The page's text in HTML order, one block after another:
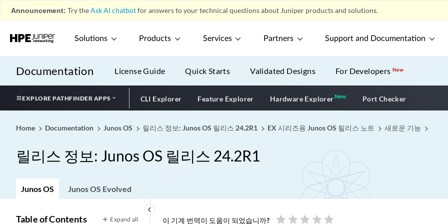
Announcement: Try theAsk AI chatbotfor answers to your technical questions about Juniper products and solutions.
Solutions Products Services Partners Support and Documentation
Documentation License Guide Quick Starts Validated Designs For DevelopersNew
EXPLORE PATHFINDER APPS CLI Explorer Feature Explorer Hardware ExplorerNewNew application
Port Checker
Home Documentation Junos OS 릴리스 정보: Junos OS 릴리스 24.2R1 EX 시리즈용 Junos OS 릴리스 노트 새로운 기능
릴리스 정보: Junos OS 릴리스 24.2R1
Junos OS Junos OS Evolved
keyboard_arrow_left
Table of Contents Expand all 이 기계 번역이 도움이 되었습니까? star star star star star